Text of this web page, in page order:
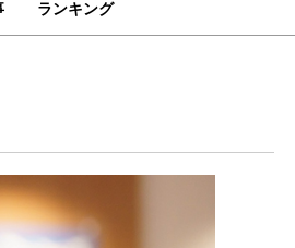
ランキング